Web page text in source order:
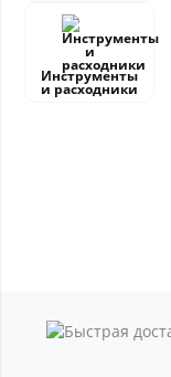
Инструменты
и расходники